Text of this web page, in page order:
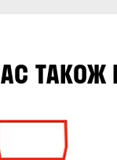
ТАКОЖ